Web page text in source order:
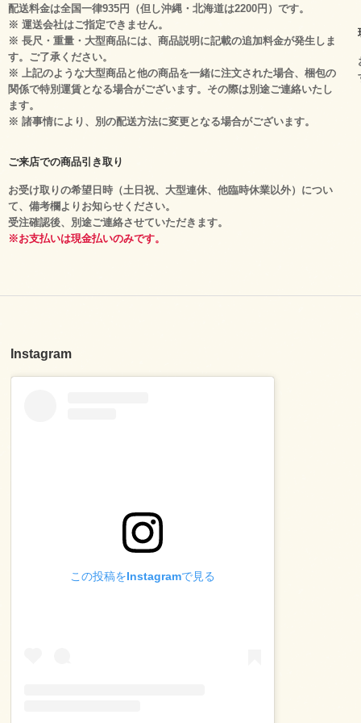
配送料金は全国一律935円（但し沖縄・北海道は2200円）です。
※ 運送会社はご指定できません。
※ 長尺・重量・大型商品には、商品説明に記載の追加料金が発生しま
す。ご了承ください。
※ 上記のような大型商品と他の商品を一緒に注文された場合、梱包の
関係で特別運賃となる場合がございます。その際は別途ご連絡いたし
ます。
※ 諸事情により、別の配送方法に変更となる場合がございます。
ご来店での商品引き取り
お受け取りの希望日時（土日祝、大型連休、他臨時休業以外）につい
て、備考欄よりお知らせください。
受注確認後、別途ご連絡させていただきます。
※お支払いは現金払いのみです。
Instagram
この投稿をInstagramで見る